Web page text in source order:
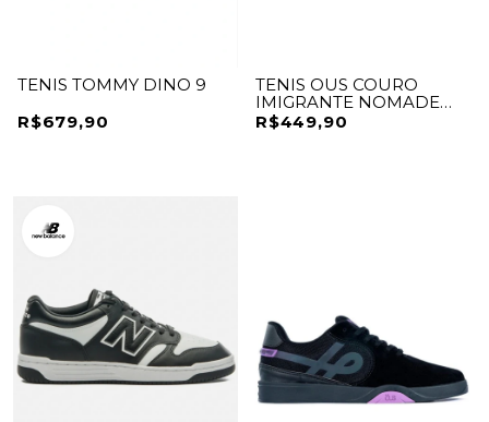
TENIS TOMMY DINO 9
R$679,90
TENIS OUS COURO
IMIGRANTE NOMADE
ESSESNCIAL
R$449,90